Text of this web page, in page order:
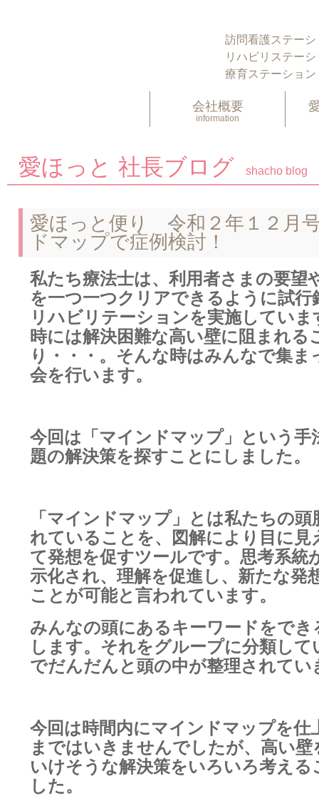
訪問看護ステー
リハビリステー
療育ステーション
会社概要
information
愛ほっと 社長ブログ shacho blog
愛ほっと便り 令和２年１２月
ドマップで症例検討！
私たち療法士は、利用者さまの要望
を一つ一つクリアできるように試行
リハビリテーションを実施していま
時には解決困難な高い壁に阻まれる
り・・・。そんな時はみんなで集ま
会を行います。
今回は「マインドマップ」という手
題の解決策を探すことにしました。
「マインドマップ」とは私たちの
れていることを、図解により目に見
て発想を促すツールです。思考系統
示化され、理解を促進し、新たな発
ことが可能と言われています。
みんなの頭にあるキーワードをでき
します。それをグループに分類して
でだんだんと頭の中が整理されてい
今回は時間内にマインドマップを仕
まではいきませんでしたが、高い壁
いけそうな解決策をいろいろ考える
した。